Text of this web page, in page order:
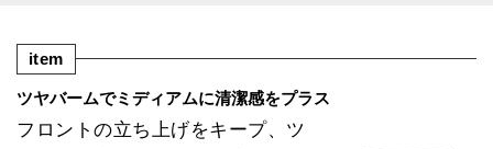
item
ツヤバームでミディアムに清潔感をプラス
フロントの立ち上げをキープ、ツ